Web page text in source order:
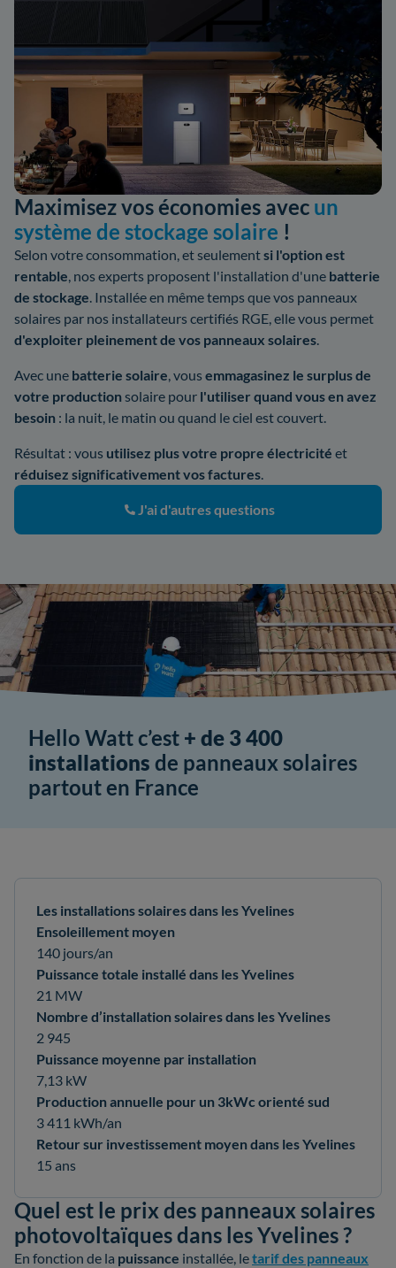
Maximisez vos économies avec un
système de stockage solaire !
Selon votre consommation, et seulementsi l'option est
rentable, nos experts proposent l'installation d'une batterie
de stockage. Installée en même temps que vos panneaux
solaires par nos installateurs certifiés RGE, elle vous permet
d'exploiter pleinement de vos panneaux solaires.
Avec une batterie solaire, vous emmagasinez le surplus de
votre production solaire pour l'utiliser quand vous en avez
besoin : la nuit, le matin ou quand le ciel est couvert.
Résultat : vous utilisez plus votre propre électricité et
réduisez significativement vos factures.
J'ai d'autres questions
Hello Watt c’est + de 3 400
installations de panneaux solaires
partout en France
Les installations solaires dans les Yvelines
Ensoleillement moyen
140 jours/an
Puissance totale installé dans les Yvelines
21 MW
Nombre d’installation solaires dans les Yvelines
2 945
Puissance moyenne par installation
7,13 kW
Production annuelle pour un 3kWc orienté sud
3 411 kWh/an
Retour sur investissement moyen dans les Yvelines
15 ans
Quel est le prix des panneaux solaires
photovoltaïques dans les Yvelines ?
En fonction de la puissance installée, letarif des panneaux